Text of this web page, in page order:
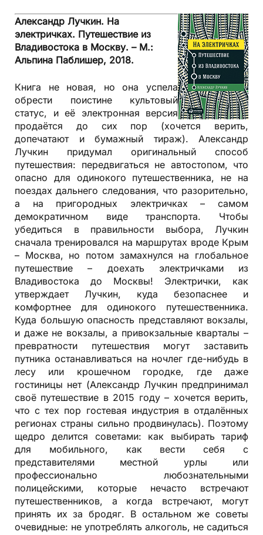
Александр Лучкин. На
электричках. Путешествие из
Владивостока в Москву. – М.:
Альпина Паблишер, 2018.
Книга не новая, но она успела
обрести поистине культовый
статус, и её электронная версия
продаётся до сих пор (хочется верить,
допечатают и бумажный тираж). Александр
Лучкин придумал оригинальный способ
путешествия: передвигаться не автостопом, что
опасно для одинокого путешественника, не на
поездах дальнего следования, что разорительно,
а на пригородных электричках – самом
демократичном виде транспорта. Чтобы
убедиться в правильности выбора, Лучкин
сначала тренировался на маршрутах вроде Крым
– Москва, но потом замахнулся на глобальное
путешествие – доехать электричками из
Владивостока до Москвы! Электрички, как
утверждает Лучкин, куда безопаснее и
комфортнее для одинокого путешественника.
Куда большую опасность представляют вокзалы,
и даже не вокзалы, а привокзальные кварталы –
превратности путешествия могут заставить
путника останавливаться на ночлег где-нибудь в
лесу или крошечном городке, где даже
гостиницы нет (Александр Лучкин предпринимал
своё путешествие в 2015 году – хочется верить,
что с тех пор гостевая индустрия в отдалённых
регионах страны сильно продвинулась). Поэтому
щедро делится советами: как выбирать тариф
для мобильного, как вести себя с
представителями местной урлы или
профессионально любознательными
полицейскими, которые нечасто встречают
путешественников, а когда встречают, могут
принять их за бродяг. В остальном же советы
очевидные: не употреблять алкоголь, не садиться